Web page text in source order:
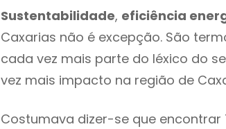
Sustentabilidade, eficiência
Caxarias não é excepção. São
cada vez mais parte do léxico do
vez mais impacto na região de
Costumava dizer-se que encontrar